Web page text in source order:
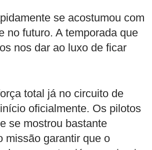
se acostumou com
no futuro. A temporada que
nos dar ao luxo de ficar
total já no circuito de
oficialmente. Os pilotos
se mostrou bastante
missão garantir que o